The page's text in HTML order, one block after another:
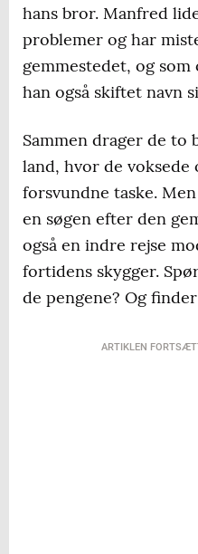
hans bror. Manfred
problemer og har
gemmestedet, og
han også skiftet navn
Sammen drager de
land, hvor de voksede
forsvundne taske.
en søgen efter den
også en indre rejse
fortidens skygger.
de pengene? Og
ARTIKLEN